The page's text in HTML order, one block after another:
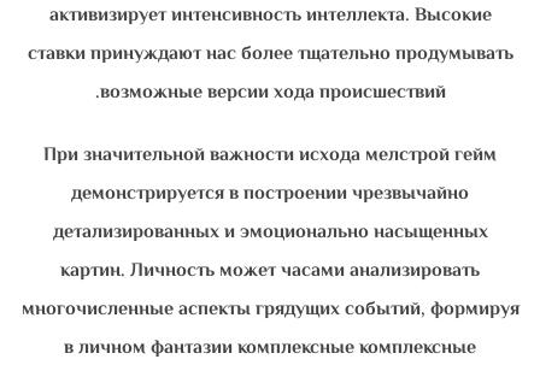
активизирует интенсивность интеллекта. Высокие
ставки принуждают нас более тщательно продумывать
возможные версии хода происшествий.
При значительной важности исхода мелстрой гейм
демонстрируется в построении чрезвычайно
детализированных и эмоционально насыщенных
картин. Личность может часами анализировать
многочисленные аспекты грядущих событий, формируя
в личном фантазии комплексные комплексные